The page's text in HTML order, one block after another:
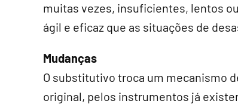
muitas vezes, insuficientes, lentos
ágil e eficaz que as situações de
Mudanças
O substitutivo troca um mecanismo
original, pelos instrumentos já